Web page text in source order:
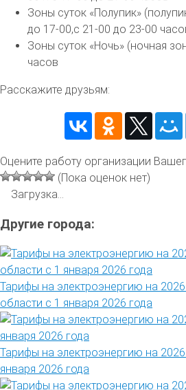
Зоны суток «Полупик»
до 17-00,с 21-00 до 23-00
Зоны суток «Ночь» (ночная
часов
Расскажите друзьям:
Оцените работу организации
(Пока оценок нет)
Загрузка...
Другие города:
Тарифы на электроэнергию на
области с 1 января 2026 года
Тарифы на электроэнергию на
января 2026 года